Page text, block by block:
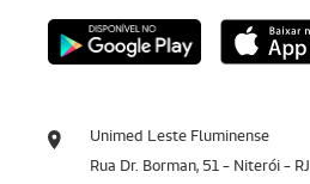
Unimed Leste Fluminense
Rua Dr. Borman, 51 - Niterói - RJ